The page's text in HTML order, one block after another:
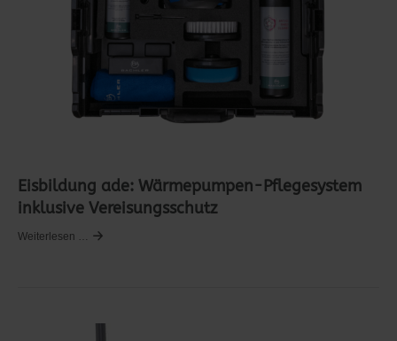
Eisbildung ade: Wärmepumpen-Pflegesystem
inklusive Vereisungsschutz
Weiterlesen …